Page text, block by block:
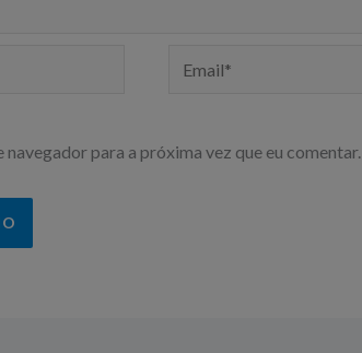
Email*
navegador para a próxima vez que eu comentar.